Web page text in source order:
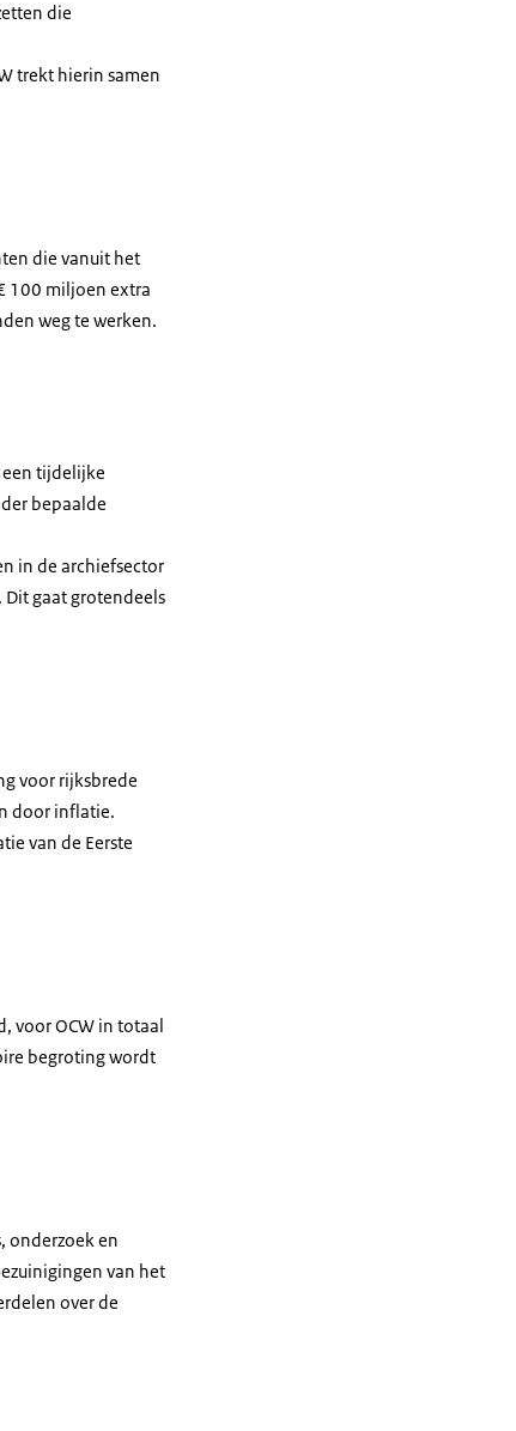
die
trekt hierin samen
die vanuit het
100 miljoen extra
weg te werken.
een tijdelijke
bepaalde
in de archiefsector
gaat grotendeels
voor rijksbrede
door inflatie.
van de Eerste
voor OCW in totaal
begroting wordt
onderzoek en
van het
over de